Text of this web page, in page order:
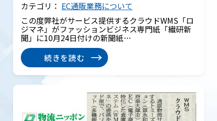
カテゴリ： EC通販業務について
この度弊社がサービス提供するクラウドWMS「ロ
ジマネ」がファッションビジネス専門紙「繊研新
聞」に10月24日付けの新聞紙…
続きを読む